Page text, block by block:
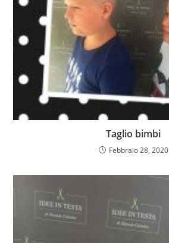
Taglio bimbi
Febbraio 28, 2020